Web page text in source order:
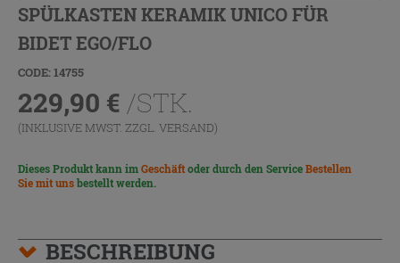
SPÜLKASTEN KERAMIK UNICO FÜR
BIDET EGO/FLO
CODE: 14755
229,90 € /STK.
(INKLUSIVE MWST. ZZGL. VERSAND)
Dieses Produkt kann imGeschäftoder durch den ServiceBestellen
Sie mit unsbestellt werden.
BESCHREIBUNG